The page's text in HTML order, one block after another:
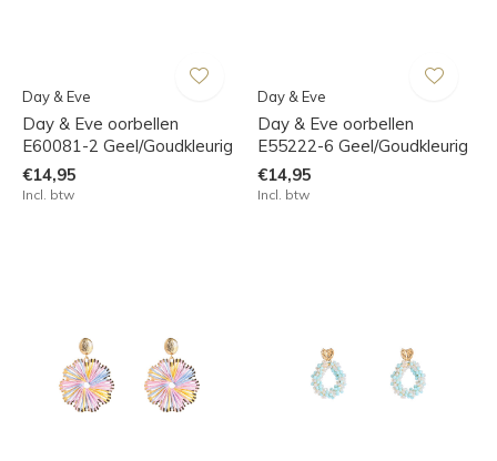
Day & Eve
Day & Eve oorbellen
E60081-2 Geel/Goudkleurig
€14,95
Incl. btw
Day & Eve
Day & Eve oorbellen
E55222-6 Geel/Goudkleurig
€14,95
Incl. btw